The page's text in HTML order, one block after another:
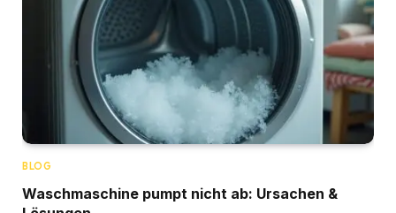
BLOG
Waschmaschine pumpt nicht ab: Ursachen &